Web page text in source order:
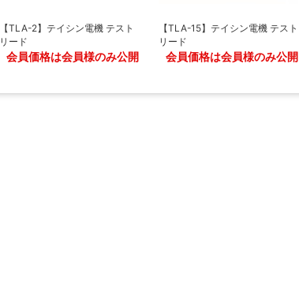
【TLA-2】テイシン電機 テスト
リード
会員価格は会員様のみ公開
【TLA-15】テイシン電機 テスト
リード
会員価格は会員様のみ公開